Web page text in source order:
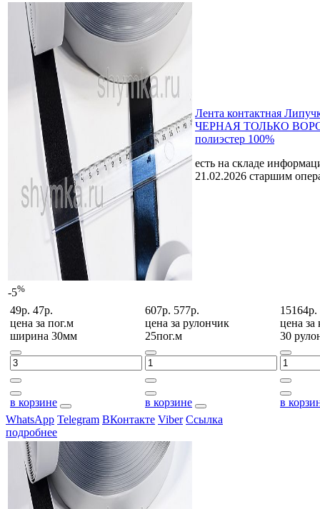
-5%
Лента контактная
ЧЕРНАЯ ТОЛЬКО ВОРС
полиэстер 100%
есть на складе
21.02.2026 старшим
49р. 47р.
цена за пог.м
ширина 30мм
в корзине
607р. 577р.
цена за рулончик
25пог.м
в корзине
15164р.
цена за
30
в
WhatsApp Telegram ВКонтакте Viber Ссылка
подробнее